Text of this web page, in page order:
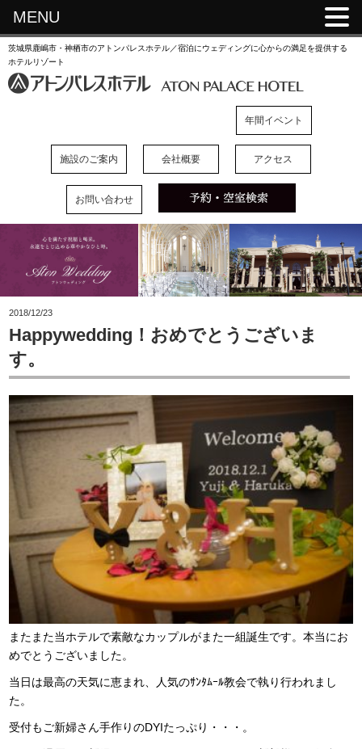
茨城県鹿嶋市・神栖市のアトンパレスホテル／宿泊にウェディングに心からの満足を提供する
ホテルリゾート
年間イベント
施設のご案内 会社概要 アクセス
お問い合わせ
2018/12/23
Happywedding！おめでとうございま
す。
またまた当ホテルで素敵なカップルがまた一組誕生です。本当にお
めでとうございました。
当日は最高の天気に恵まれ、人気のｻﾝﾀﾑｰﾙ教会で執り行われまし
た。
受付もご新婦さん手作りのDYIたっぷり・・・。
MENU